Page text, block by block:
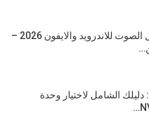
أفضل تطبيقات تسجيل الصوت للاندرويد والايفون 2026 –
أفضل SSD في 2026: دليلك الشامل لاختيار وحدة